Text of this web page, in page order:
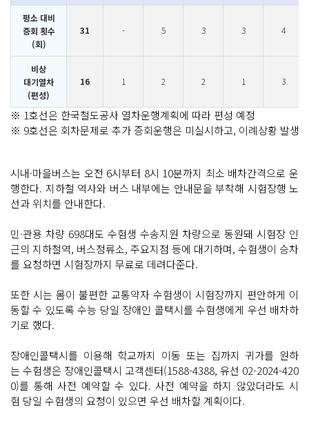
평소 대비
증회 횟수
(회)
31 - 5 3 3 4
비상
대기열차
(편성)
16 1 2 2 1 3
※ 1호선은 한국철도공사 열차운행계획에 따라 편성 예정
※ 9호선은 회차문제로 추가 증회운행은 미실시하고, 이례상황 발생
시내·마을버스는 오전 6시부터 8시 10분까지 최소 배차간격으로 운
행한다. 지하철 역사와 버스 내부에는 안내문을 부착해 시험장행 노
선과 위치를 안내한다.
민·관용 차량 698대도 수험생 수송지원 차량으로 동원돼 시험장 인
근의 지하철역, 버스정류소, 주요지점 등에 대기하며, 수험생이 승차
를 요청하면 시험장까지 무료로 데려다준다.
또한 시는 몸이 불편한 교통약자 수험생이 시험장까지 편안하게 이
동할 수 있도록 수능 당일 장애인 콜택시를 수험생에게 우선 배차하
기로 했다.
장애인콜택시를 이용해 학교까지 이동 또는 집까지 귀가를 원하
는 수험생은 장애인콜택시 고객센터(1588-4388, 유선 02-2024-420
0)를 통해 사전 예약할 수 있다. 사전 예약을 하지 않았더라도 시
험 당일 수험생의 요청이 있으면 우선 배차할 계획이다.